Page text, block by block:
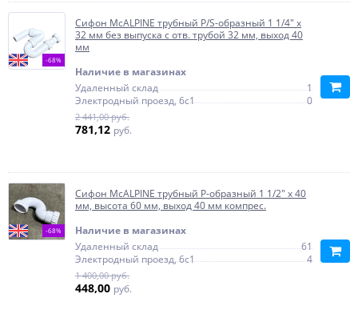
-68%
Сифон McALPINE трубный Р/S-образный 1 1/4" х
32 мм без выпуска c отв. трубой 32 мм, выход 40
мм
Наличие в магазинах
Удаленный склад
1
Электродный проезд, 6с1
0
2 441,00 руб.
781,12 руб.
-68%
Сифон McALPINE трубный P-образный 1 1/2" х 40
мм, высота 60 мм, выход 40 мм компрес.
Наличие в магазинах
Удаленный склад
61
Электродный проезд, 6с1
4
1 400,00 руб.
448,00 руб.